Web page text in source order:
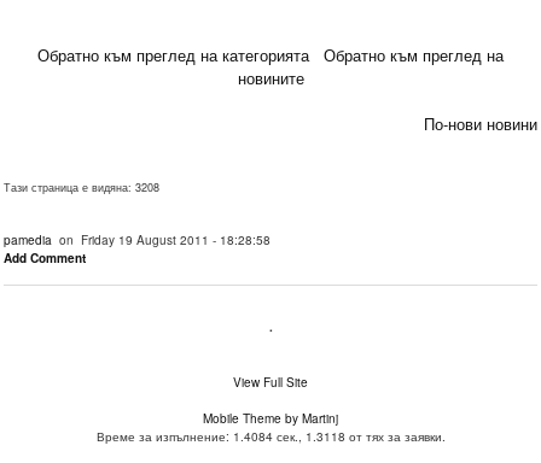
Обратно към преглед на категорията
Обратно към преглед на
новините
По-нови новини
Тази страница е видяна: 3208
pamedia on Friday 19 August 2011 - 18:28:58
Add Comment
.
View Full Site
Mobile Theme by Martinj
Време за изпълнение: 1.4084 сек., 1.3118 от тях за заявки.